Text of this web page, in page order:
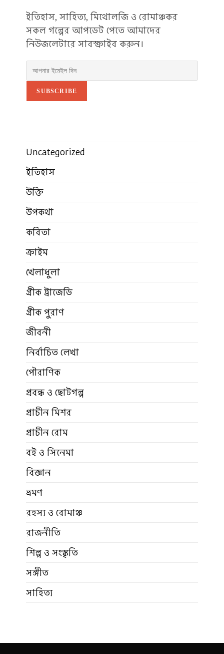
ইতিহাস, সাহিত্য, মিথোলজি ও রোমাঞ্চকর
সকল গল্পের আপডেট পেতে আমাদের
নিউজলেটারে সাবস্ক্রাইব করুন।
SUBSCRIBE
Uncategorized
ইতিহাস
উক্তি
উপকথা
কবিতা
ক্রাইম
খেলাধুলা
গ্রীক ট্রাজেডি
গ্রীক পুরাণ
জীবনী
নির্বাচিত লেখা
পৌরাণিক
প্রবন্ধ ও ছোটগল্প
প্রাচীন মিশর
প্রাচীন রোম
বই ও সিনেমা
বিজ্ঞান
ভ্রমণ
রহস্য ও রোমাঞ্চ
রাজনীতি
শিল্প ও সংস্কৃতি
সঙ্গীত
সাহিত্য